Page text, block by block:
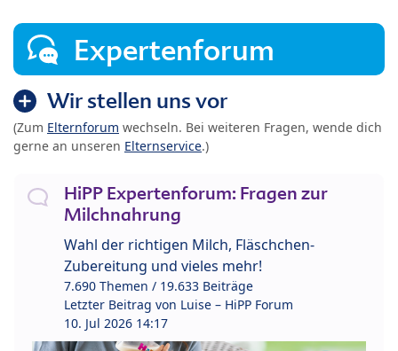
Expertenforum
Wir stellen uns vor
(Zum Elternforum wechseln. Bei weiteren Fragen, wende dich
gerne an unseren Elternservice.)
HiPP Expertenforum: Fragen zur
Milchnahrung
Wahl der richtigen Milch, Fläschchen-
Zubereitung und vieles mehr!
7.690 Themen / 19.633 Beiträge
Letzter Beitrag von Luise – HiPP Forum
10. Jul 2026 14:17